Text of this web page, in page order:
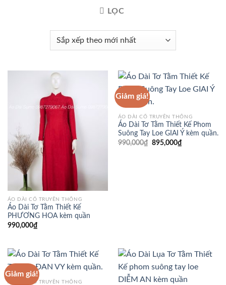
LỌC
ÁO DÀI CỔ TRUYỀN THỐNG
Áo Dài Tơ Tằm Thiết Kế
PHƯƠNG HOA kèm quần
990,000₫
Giảm giá!
ÁO DÀI CỔ TRUYỀN THỐNG
Áo Dài Tơ Tằm Thiết Kế Phom
Suông Tay Loe GIAI Ý kèm quần.
990,000₫ Giá
895,000₫Giá
hiện
Giảm giá!
ÁO DÀI CỔ TRUYỀN THỐNG